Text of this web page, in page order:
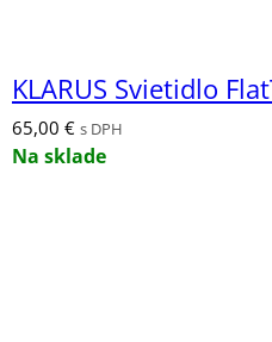
KLARUS Svietidlo
65,00 € s DPH
Na sklade